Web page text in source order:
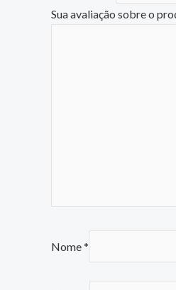
Sua avaliação sobre o
Nome*